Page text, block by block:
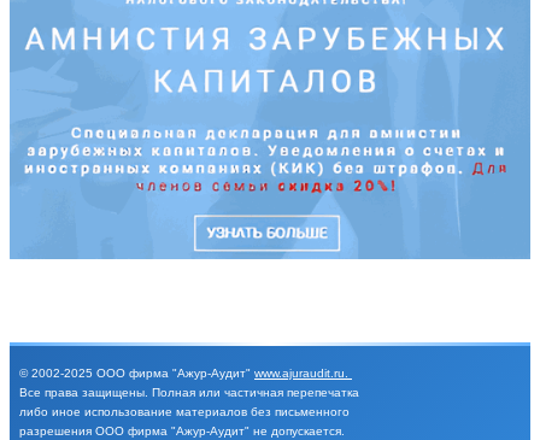
© 2002-2025 ООО фирма "Ажур-Аудит" www.ajuraudit.ru
Все права защищены. Полная или частичная перепечатка
либо иное использование материалов без письменного
разрешения ООО фирма "Ажур-Аудит" не допускается.